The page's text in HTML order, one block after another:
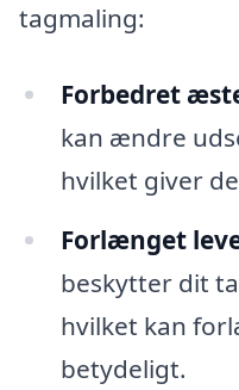
tagmaling:
Forbedret
kan ændre
hvilket giver
Forlænget
beskytter dit
hvilket kan
betydeligt.